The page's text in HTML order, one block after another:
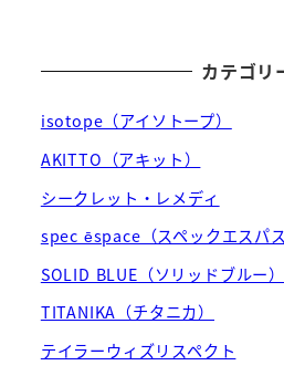
カテゴリ
isotope（アイソトープ）
AKITTO（アキット）
シークレット・レメディ
spec ēspace（スペックエスパス
SOLID BLUE（ソリッドブルー）
TITANIKA（チタニカ）
テイラーウィズリスペクト